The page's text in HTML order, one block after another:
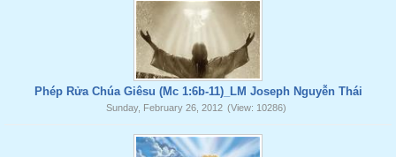
Phép Rửa Chúa Giêsu (Mc 1:6b-11)_LM Joseph Nguyễn Thái
Sunday, February 26, 2012 (View: 10286)